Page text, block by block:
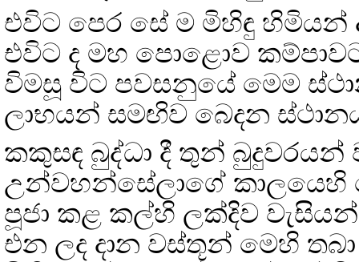
එවිට පෙර සේ ම මිහිඳු හිමියන්
එවිට ද මහ පොළොව
විමසූ විට පවසනුයේ මෙම
ලාභයන් සමඟිව බෙදන
කකුසඳ බුද්ධා දී තුන් බුදුවරයන්
උන්වහන්සේලාගේ
පූජා කළ කල්හි ලක්දිව
එන ලද දාන වස්තූන් මෙහි